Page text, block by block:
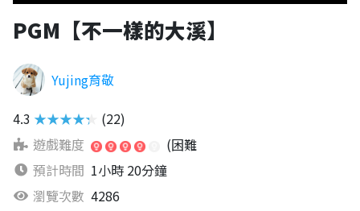
PGM【不一樣的大溪】
Yujing育敬
4.3 ★★★★★
(22)
遊戲難度
(困難
預計時間 1小時 20分鐘
瀏覽次數 4286